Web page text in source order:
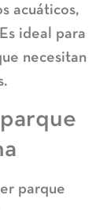
acuáticos,
ideal para
necesitan
parque